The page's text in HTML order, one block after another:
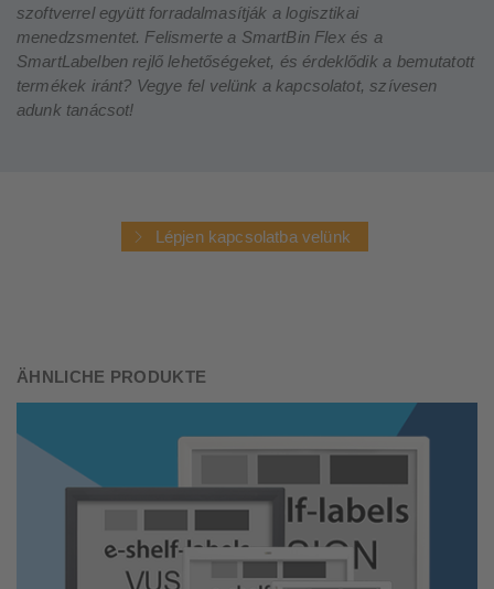
szoftverrel együtt forradalmasítják a logisztikai
menedzsmentet. Felismerte a SmartBin Flex és a
SmartLabelben rejlő lehetőségeket, és érdeklődik a bemutatott
termékek iránt? Vegye fel velünk a kapcsolatot, szívesen
adunk tanácsot!
Lépjen kapcsolatba velünk
ÄHNLICHE PRODUKTE